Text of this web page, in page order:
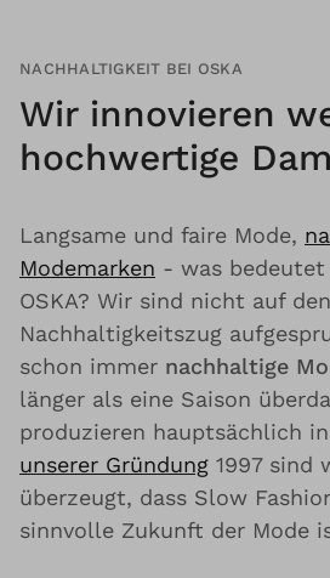
NACHHALTIGKEIT BEI OSKA
Wir innovieren
hochwertige
Langsame und faire Mode,
Modemarken - was
OSKA? Wir sind nicht auf den
Nachhaltigkeitszug
schon immer nachhaltige
länger als eine Saison
produzieren hauptsächlich in
unserer Gründung 1997 sind
überzeugt, dass Slow
sinnvolle Zukunft der Mode